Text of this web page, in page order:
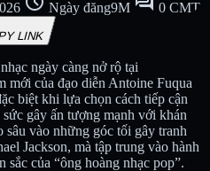
Ngày đăng9M
0 CMT
LINK
ngày càng nở rộ tại
mới của đạo diễn Antoine Fuqua
biệt khi lựa chọn cách tiếp cận
gây ấn tượng mạnh với khán
vào những góc tối gây tranh
Jackson, mà tập trung vào hành
của “ông hoàng nhạc pop”.